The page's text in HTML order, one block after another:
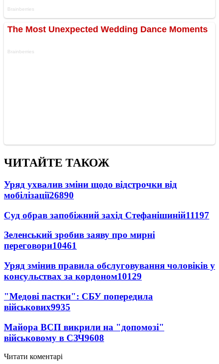
ЧИТАЙТЕ ТАКОЖ
Уряд ухвалив зміни щодо відстрочки від
мобілізації26890
Суд обрав запобіжний захід Стефанішиній11197
Зеленський зробив заяву про мирні
переговори10461
Уряд змінив правила обслуговування чоловіків у
консульствах за кордоном10129
"Медові пастки": СБУ попередила
військових9935
Майора ВСП викрили на "допомозі"
військовому в СЗЧ9608
Читати коментарі